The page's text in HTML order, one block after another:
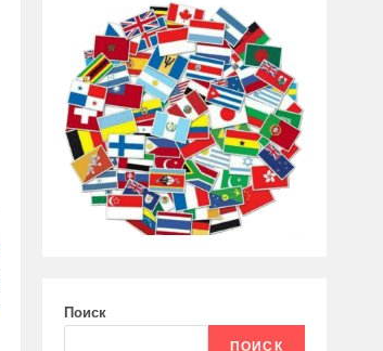
Поиск
ПОИСК